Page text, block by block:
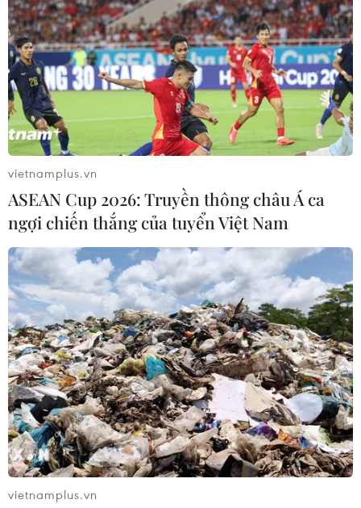
Các hãng bay đang đối mặt với những
thách thức mang tính sống còn
07/05/2020 01:50
Để vực dậy các hãng hàng không vào giai đoạn này,
đại diện cơ quan Nhà nước cho rằng sự hỗ trợ của
Chính phủ là rất quan trọng nhằm tạo điều kiện cho các
hãng bay có vốn để khôi phục lại các dịch vụ.
vietnamplus.vn
ASEAN Cup 2026: Truyền thông châu Á ca
ngợi chiến thắng của tuyển Việt Nam
vietnamplus.vn